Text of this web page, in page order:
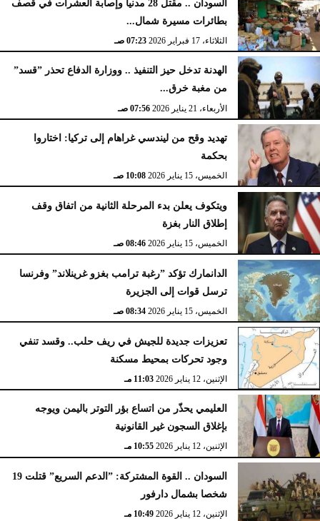
السودان .. مقتل 28 مدنيا وإصابة العشرات في قصف
بطائرات مسيرة شمال...
الثلاثاء، 17 فبراير 2026 07:23 صـ
الهدنة تدخل حيز التنفيذ .. ووزارة الدفاع تحذر ”قسد”
من مغبة خرق...
الأربعاء، 21 يناير 2026 07:56 صـ
تهديد وقح من ليندسي غراهام إلى تركيا: اختاروا
بحكمة
الخميس، 15 يناير 2026 10:08 صـ
ويتكوف يعلن بدء المرحلة الثانية من اتفاق وقف
إطلاق النار بغزة
الخميس، 15 يناير 2026 08:46 صـ
الدانمارك تؤكد ”رغبة ترامب بغزو غرينلاند” وفرنسا
ترسل قوات إلى الجزيرة
الخميس، 15 يناير 2026 08:34 صـ
تعزيزات جديدة للجيش في ريف حلب.. وقسد تنفي
وجود تحركات بمحيط مسكنة
الإثنين، 12 يناير 2026 11:03 مـ
العليمي يحذّر من اتساع بؤر التوتر باليمن ويوجه
بإغلاق السجون غير القانونية
الإثنين، 12 يناير 2026 10:55 مـ
السودان .. القوة المشتركة: ”الدعم السريع” قتلت 19
شخصا بشمال دارفور
الإثنين، 12 يناير 2026 10:49 مـ